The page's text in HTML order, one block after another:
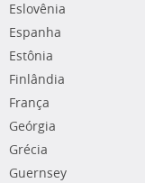
Eslovênia
Espanha
Estônia
Finlândia
França
Geórgia
Grécia
Guernsey